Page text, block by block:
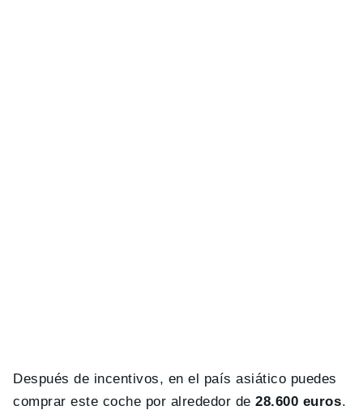
Después de incentivos, en el país asiático puedes
comprar este coche por alrededor de28.600 euros.